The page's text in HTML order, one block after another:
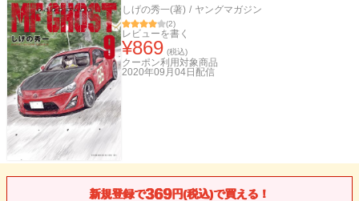
しげの秀一(著) / ヤングマガジン
(2)
レビューを書く
¥869 (税込)
クーポン利用対象商品
2020年09月04日 配信
新規登録で369円(税込)で買える！